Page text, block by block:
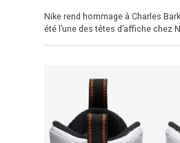
Nike rend hommage à Charles
été l’une des têtes d’affiche chez